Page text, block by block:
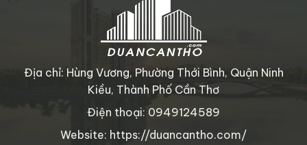
Địa chỉ: Hùng Vương, Phường Thới Bình, Quận Ninh
Kiều, Thành Phố Cần Thơ
Điện thoại: 0949124589
Website: https://duancantho.com/